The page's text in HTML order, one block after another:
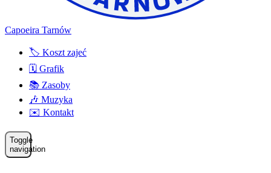
Capoeira Tarnów
🏷️ Koszt zajeć
🗓️ Grafik
📚 Zasoby
🎶 Muzyka
✉️ Kontakt
Toggle
navigation